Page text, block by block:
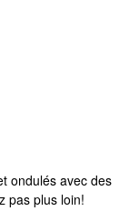
ondulés avec des
pas plus loin!